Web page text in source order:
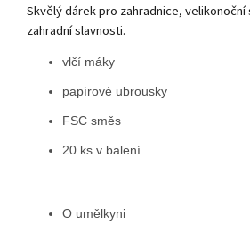
Skvělý dárek pro zahradnice, velikonoční
zahradní slavnosti.
vlčí máky
papírové ubrousky
FSC směs
20 ks v balení
O umělkyni